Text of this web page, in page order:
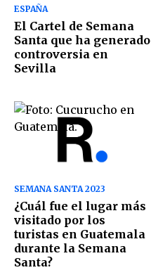
ESPAÑA
El Cartel de Semana
Santa que ha generado
controversia en
Sevilla
SEMANA SANTA 2023
¿Cuál fue el lugar más
visitado por los
turistas en Guatemala
durante la Semana
Santa?